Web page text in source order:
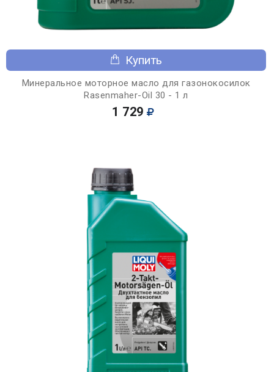
Купить
Минеральное моторное масло для газонокосилок
Rasenmaher-Oil 30 - 1 л
1 729